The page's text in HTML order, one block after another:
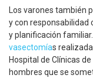
Los varones también
y con responsabilidad
y planificación
vasectomías
Hospital de Clínicas
hombres que se